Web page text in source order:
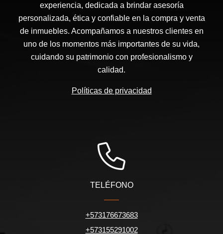
experiencia, dedicada a brindar asesoría
personalizada, ética y confiable en la compra y venta
de inmuebles. Acompañamos a nuestros clientes en
uno de los momentos más importantes de su vida,
cuidando su patrimonio con profesionalismo y
calidad.
Políticas de privacidad
TELÉFONO
+573176673683
+573155291002